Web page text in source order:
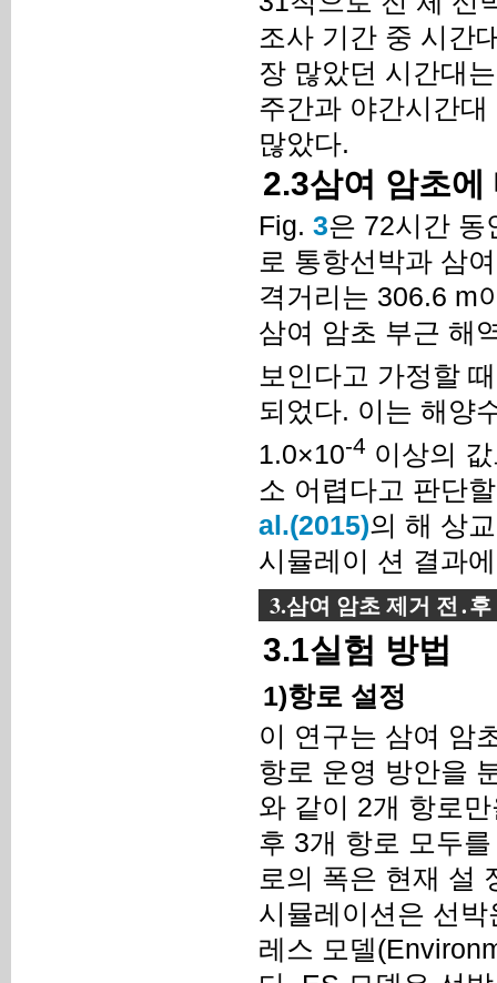
조사 기간 중 시간
장 많았던 시간대
주간과 야간시간
많았다.
2.3삼여 암초에
Fig. 3은 72시간 동
로 통항선박과 삼
격거리는 306.6 m
삼여 암초 부근 해
보인다고 가정할
되었다. 이는 해양
1.0×10-4 이상의
소 어렵다고 판단
al.(2015)의 해 상
시뮬레이 션 결과
3.삼여 암초 제거 전․
3.1실험 방법
1)항로 설정
이 연구는 삼여 암
항로 운영 방안을
와 같이 2개 항로
후 3개 항로 모두
로의 폭은 현재 설
시뮬레이션은 선
레스 모델